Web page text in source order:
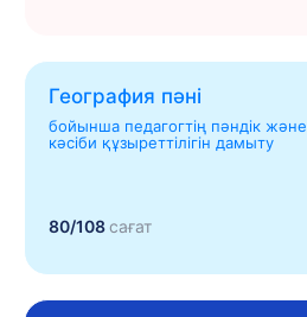
География пәні
бойынша педагогтің пәндік және
кәсіби құзыреттілігін дамыту
80/108сағат